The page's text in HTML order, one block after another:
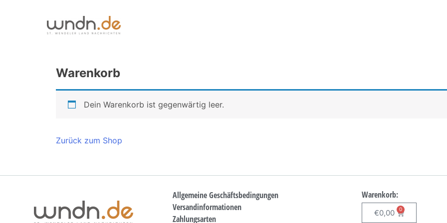
Warenkorb
Dein Warenkorb ist gegenwärtig leer.
Zurück zum Shop
Allgemeine Geschäftsbedingungen
Versandinformationen
Zahlungsarten
Warenkorb:
€0,00 0